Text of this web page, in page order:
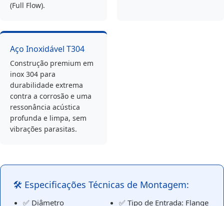
(Full Flow).
Aço Inoxidável T304
Construção premium em
inox 304 para
durabilidade extrema
contra a corrosão e uma
ressonância acústica
profunda e limpa, sem
vibrações parasitas.
🛠️ Especificações Técnicas de Montagem:
✅ Diâmetro
✅ Tipo de Entrada: Flange